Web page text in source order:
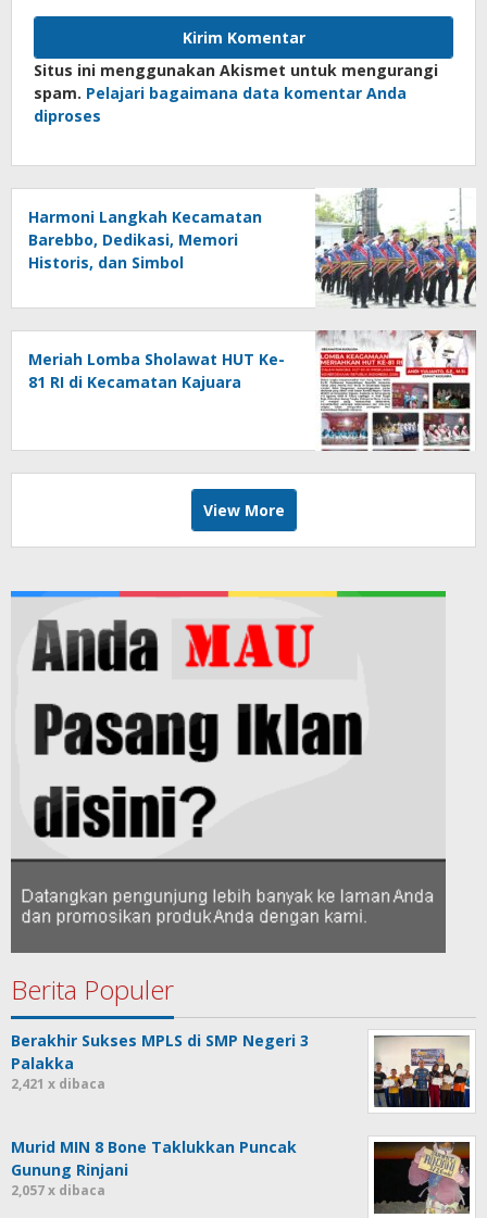
Situs ini menggunakan Akismet untuk mengurangi
spam. Pelajari bagaimana data komentar Anda
diproses
Harmoni Langkah Kecamatan
Barebbo, Dedikasi, Memori
Historis, dan Simbol
Meriah Lomba Sholawat HUT Ke-
81 RI di Kecamatan Kajuara
View More
Berita Populer
Berakhir Sukses MPLS di SMP Negeri 3
Palakka
2,421 x dibaca
Murid MIN 8 Bone Taklukkan Puncak
Gunung Rinjani
2,057 x dibaca